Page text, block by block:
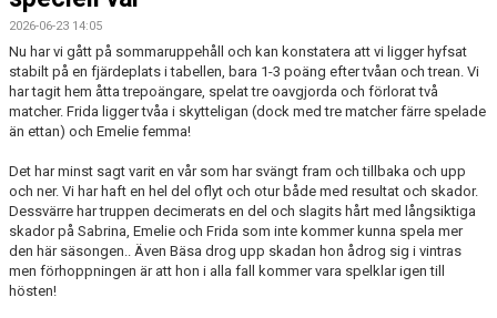
BILDGALLERI
DOKUMENT
KONTAKT
2026-06-23 14:05
Nu har vi gått på sommaruppehåll och kan konstatera att vi ligger hyfsat
stabilt på en fjärdeplats i tabellen, bara 1-3 poäng efter tvåan och trean. Vi
har tagit hem åtta trepoängare, spelat tre oavgjorda och förlorat två
matcher. Frida ligger tvåa i skytteligan (dock med tre matcher färre spelade
än ettan) och Emelie femma!
Det har minst sagt varit en vår som har svängt fram och tillbaka och upp
och ner. Vi har haft en hel del oflyt och otur både med resultat och skador.
Dessvärre har truppen decimerats en del och slagits hårt med långsiktiga
skador på Sabrina, Emelie och Frida som inte kommer kunna spela mer
den här säsongen.. Även Bäsa drog upp skadan hon ådrog sig i vintras
men förhoppningen är att hon i alla fall kommer vara spelklar igen till
hösten!